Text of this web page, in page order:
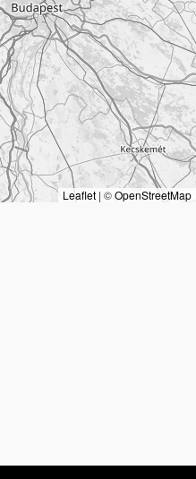
Leaflet | ©OpenStreetMap